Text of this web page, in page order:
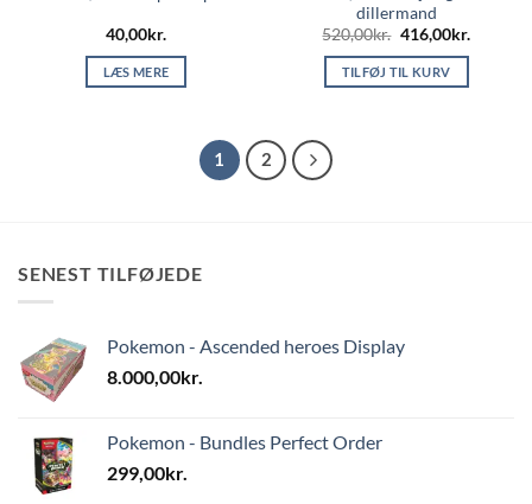
40,00kr.
LÆS MERE
dillermand
520,00kr. Den
oprindelige
pris
var:
416,00kr.Den
TILFØJ TIL KURV
1 2
SENEST TILFØJEDE
Pokemon - Ascended heroes Display
8.000,00kr.
Pokemon - Bundles Perfect Order
299,00kr.